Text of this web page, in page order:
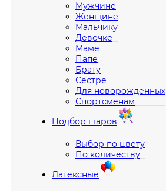
Мужчине
Женщине
Мальчику
Девочке
Маме
Папе
Брату
Сестре
Для новорожденных
Спортсменам
Подбор шаров
Выбор по цвету
По количеству
Латексные